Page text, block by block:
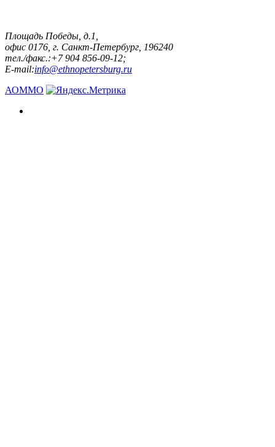
Площадь Победы, д.1,
офис 0176, г. Санкт-Петербург, 196240
тел./факс.:+7 904 856-09-12;
E-mail:info@ethnopetersburg.ru
АОММО